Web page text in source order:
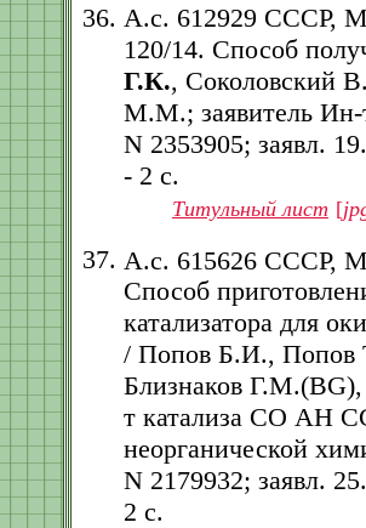
А.с. 612929 СССР,
120/14. Способ
Г.К., Соколовский
М.М.; заявитель
N 2353905; заявл.
- 2 с.
Титульный лист [
А.с. 615626 СССР,
Способ
катализатора для
/ Попов Б.И.,
Близнаков
т катализа СО АН
неорганической
N 2179932; заявл.
2 с.